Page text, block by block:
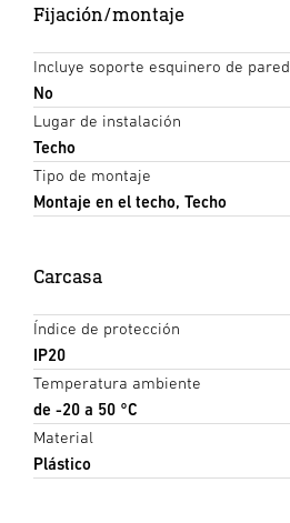
Fijación/montaje
Incluye soporte esquinero de pared
No
Lugar de instalación
Techo
Tipo de montaje
Montaje en el techo, Techo
Carcasa
Índice de protección
IP20
Temperatura ambiente
de -20 a 50 °C
Material
Plástico